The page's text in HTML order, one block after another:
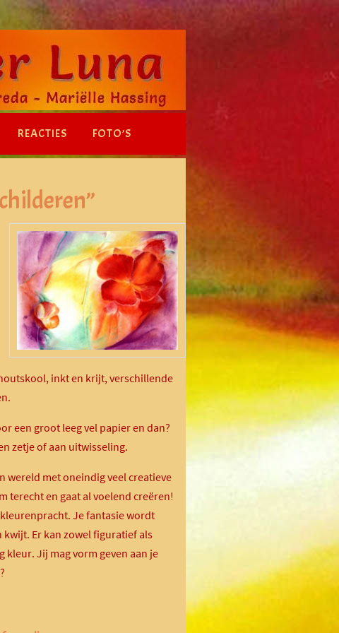
REACTIES FOTO’S
inkt en krijt, verschillende
een groot leeg vel papier en dan?
zetje of aan uitwisseling.
wereld met oneindig veel creatieve
terecht en gaat al voelend creëren!
Je fantasie wordt
Er kan zowel figuratief als
kleur. Jij mag vorm geven aan je